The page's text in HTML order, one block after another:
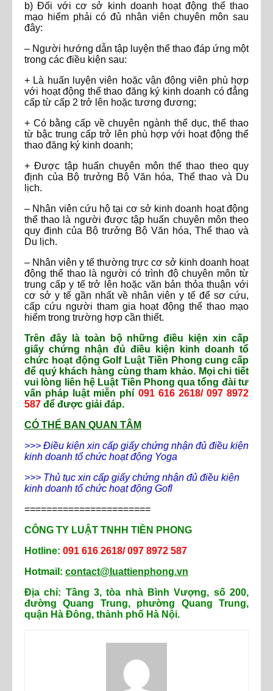
b) Đối với cơ sở kinh doanh hoạt động thể thao
mạo hiểm phải có đủ nhân viên chuyên môn sau
đây:
– Người hướng dẫn tập luyện thể thao đáp ứng một
trong các điều kiện sau:
+ Là huấn luyện viên hoặc vận động viên phù hợp
với hoạt động thể thao đăng ký kinh doanh có đẳng
cấp từ cấp 2 trở lên hoặc tương đương;
+ Có bằng cấp về chuyên ngành thể dục, thể thao
từ bậc trung cấp trở lên phù hợp với hoạt động thể
thao đăng ký kinh doanh;
+ Được tập huấn chuyên môn thể thao theo quy
định của Bộ trưởng Bộ Văn hóa, Thể thao và Du
lịch.
– Nhân viên cứu hộ tại cơ sở kinh doanh hoạt động
thể thao là người được tập huấn chuyên môn theo
quy định của Bộ trưởng Bộ Văn hóa, Thể thao và
Du lịch.
– Nhân viên y tế thường trực cơ sở kinh doanh hoạt
động thể thao là người có trình độ chuyên môn từ
trung cấp y tế trở lên hoặc văn bản thỏa thuận với
cơ sở y tế gần nhất về nhân viên y tế để sơ cứu,
cấp cứu người tham gia hoạt động thể thao mạo
hiểm trong trường hợp cần thiết.
Trên đây là toàn bộ những điều kiện xin cấp
giấy chứng nhận đủ điều kiện kinh doanh tổ
chức hoạt động Golf Luật Tiền Phong cung cấp
để quý khách hàng cùng tham khảo. Mọi chi tiết
vui lòng liên hệ Luật Tiền Phong qua tổng đài tư
vấn pháp luật miễn phí 091 616 2618/ 097 8972
587 để được giải đáp.
CÓ THỂ BẠN QUAN TÂM
>>> Điều kiện xin cấp giấy chứng nhận đủ điều kiện
kinh doanh tổ chức hoạt động Yoga
>>> Thủ tục xin cấp giấy chứng nhận đủ điều kiện
kinh doanh tổ chức hoạt động Gofl
=======================
CÔNG TY LUẬT TNHH TIỀN PHONG
Hotline: 091 616 2618/ 097 8972 587
Hotmail: contact@luattienphong.vn
Địa chỉ: Tầng 3, tòa nhà Bình Vượng, số 200,
đường Quang Trung, phường Quang Trung,
quận Hà Đông, thành phố Hà Nội.